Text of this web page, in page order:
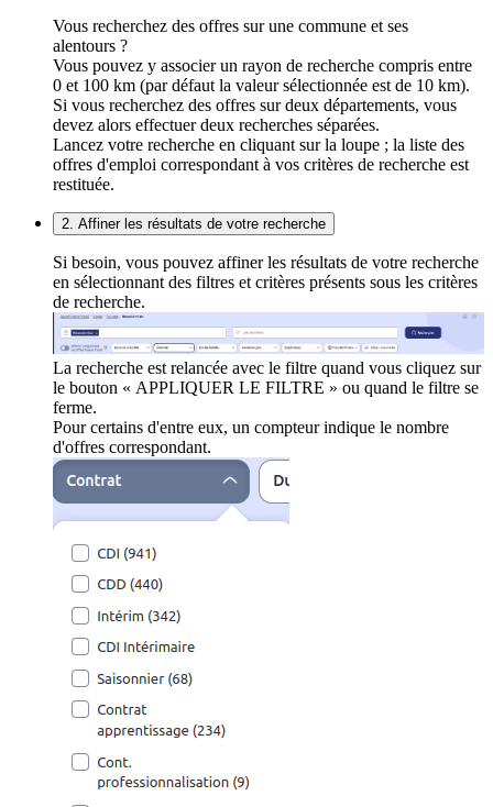
Vous recherchez des offres sur une commune et ses
alentours ?
Vous pouvez y associer un rayon de recherche compris entre
0 et 100 km (par défaut la valeur sélectionnée est de 10 km).
Si vous recherchez des offres sur deux départements, vous
devez alors effectuer deux recherches séparées.
Lancez votre recherche en cliquant sur la loupe ; la liste des
offres d'emploi correspondant à vos critères de recherche est
restituée.
2. Affiner les résultats de votre recherche
Si besoin, vous pouvez affiner les résultats de votre recherche
en sélectionnant des filtres et critères présents sous les critères
de recherche.
La recherche est relancée avec le filtre quand vous cliquez sur
le bouton « APPLIQUER LE FILTRE » ou quand le filtre se
ferme.
Pour certains d'entre eux, un compteur indique le nombre
d'offres correspondant.